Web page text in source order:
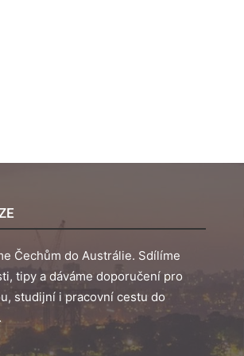
Čechům do Austrálie. Sdílíme
tipy a dáváme doporučení pro
studijní i pracovní cestu do